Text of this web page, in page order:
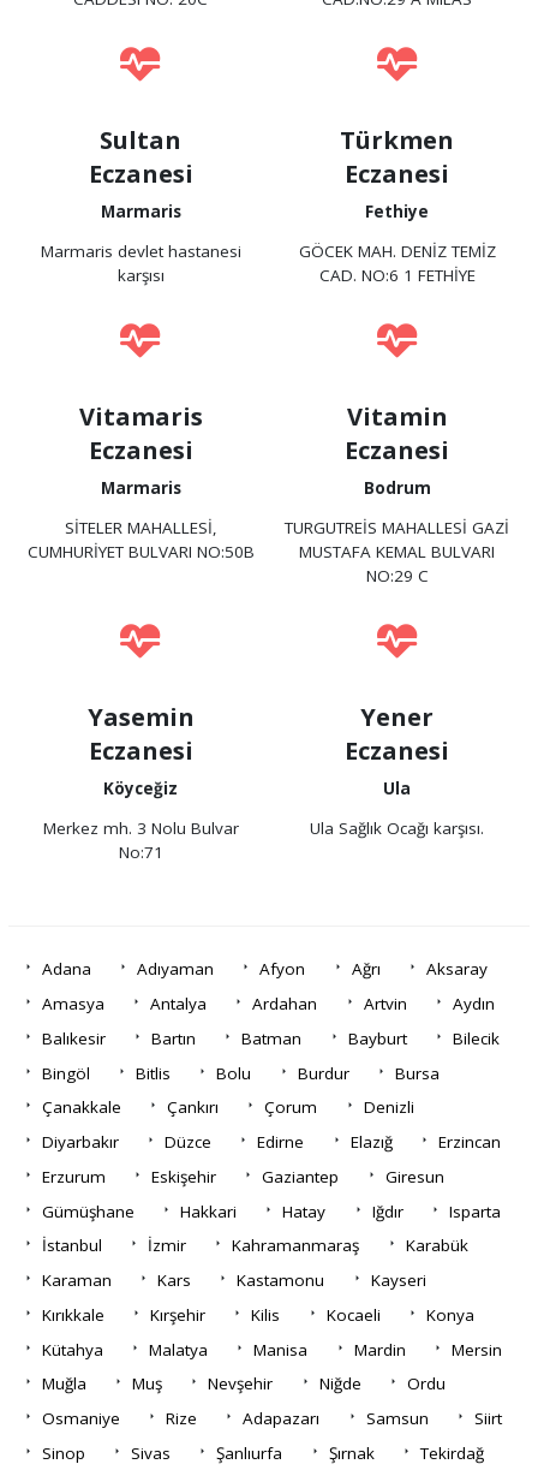
Sultan
Eczanesi
Marmaris
Marmaris devlet hastanesi
karşısı
Türkmen
Eczanesi
Fethiye
GÖCEK MAH. DENİZ TEMİZ
CAD. NO:6 1 FETHİYE
Vitamaris
Eczanesi
Marmaris
SİTELER MAHALLESİ,
CUMHURİYET BULVARI NO:50B
Vitamin
Eczanesi
Bodrum
TURGUTREİS MAHALLESİ GAZİ
MUSTAFA KEMAL BULVARI
NO:29 C
Yasemin
Eczanesi
Köyceğiz
Merkez mh. 3 Nolu Bulvar
No:71
Yener
Eczanesi
Ula
Ula Sağlık Ocağı karşısı.
Adana Adıyaman Afyon Ağrı
Aksaray
Amasya
Antalya Ardahan Artvin
Aydın
Balıkesir
Bartın Batman Bayburt
Bilecik
Bingöl
Bitlis Bolu Burdur
Bursa
Çanakkale
Çankırı Çorum
Denizli
Diyarbakır
Düzce Edirne Elazığ
Erzincan
Erzurum
Eskişehir Gaziantep
Giresun
Gümüşhane
Hakkari Hatay Iğdır
Isparta
İstanbul
İzmir Kahramanmaraş
Karabük
Karaman
Kars Kastamonu
Kayseri
Kırıkkale
Kırşehir Kilis Kocaeli
Konya
Kütahya
Malatya Manisa Mardin
Mersin
Muğla
Muş Nevşehir Niğde
Ordu
Osmaniye
Rize Adapazarı Samsun
Siirt
Sinop
Sivas Şanlıurfa Şırnak
Tekirdağ